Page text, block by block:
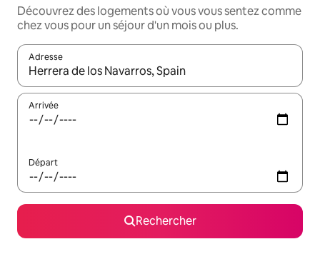
Découvrez des logements où vous vous sentez comme
chez vous pour un séjour d'un mois ou plus.
Adresse
Lorsque les résultats s'affichent, utilisez les flèches vers le
Arrivée
Départ
Rechercher